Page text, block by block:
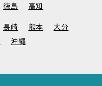
徳島 高知
長崎 熊本
大分
沖縄